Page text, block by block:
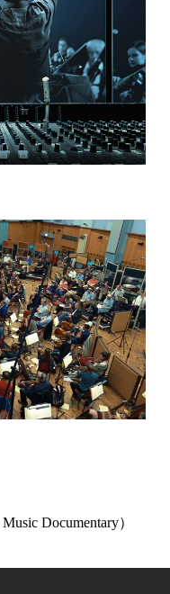
Documentary）